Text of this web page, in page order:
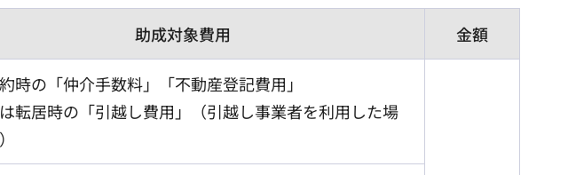
助成対象費用 金額
時の「仲介手数料」「不動産登記費用」
転居時の「引越し費用」（引越し事業者を利用した場